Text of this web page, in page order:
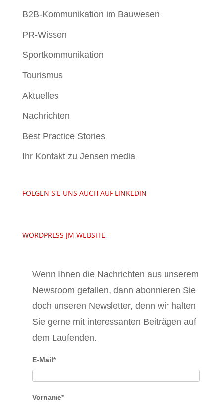
B2B-Kommunikation im Bauwesen
PR-Wissen
Sportkommunikation
Tourismus
Aktuelles
Nachrichten
Best Practice Stories
Ihr Kontakt zu Jensen media
FOLGEN SIE UNS AUCH AUF LINKEDIN
WORDPRESS JM WEBSITE
Wenn Ihnen die Nachrichten aus unserem
Newsroom gefallen, dann abonnieren Sie
doch unseren Newsletter, denn wir halten
Sie gerne mit interessanten Beiträgen auf
dem Laufenden.
E-Mail*
Vorname*